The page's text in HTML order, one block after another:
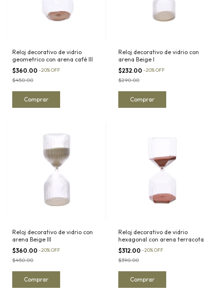
Reloj decorativo de vidrio
geometrico con arena café III
$360.00 -20%OFF
$450.00
Reloj decorativo de vidrio con
arena Beige I
$232.00 -20%OFF
$290.00
Reloj decorativo de vidrio con
arena Beige III
$360.00 -20%OFF
$450.00
Reloj decorativo de vidrio
hexagonal con arena terracota
$312.00 -20%OFF
$390.00